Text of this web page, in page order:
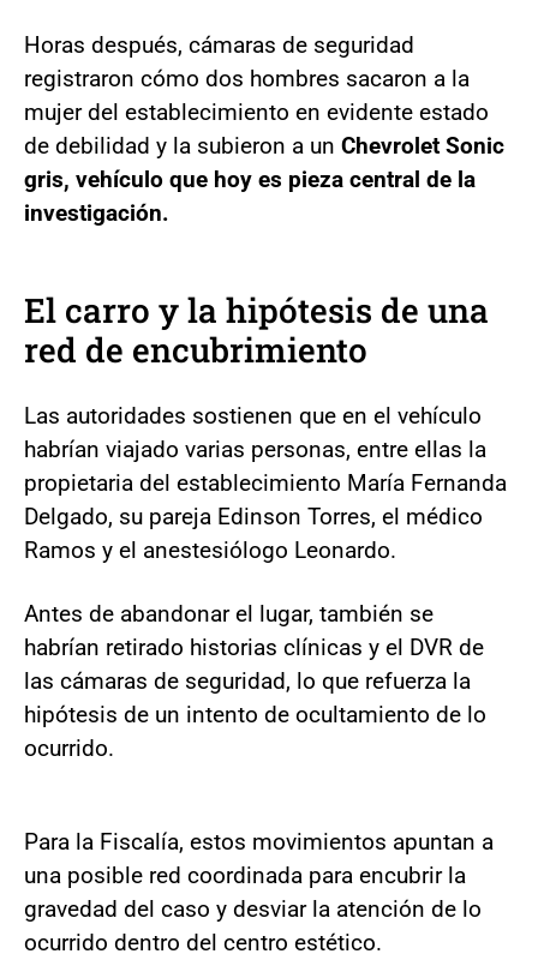
Horas después, cámaras de seguridad
registraron cómo dos hombres sacaron a la
mujer del establecimiento en evidente estado
de debilidad y la subieron a un Chevrolet Sonic
gris, vehículo que hoy es pieza central de la
investigación.
El carro y la hipótesis de una
red de encubrimiento
Las autoridades sostienen que en el vehículo
habrían viajado varias personas, entre ellas la
propietaria del establecimiento María Fernanda
Delgado, su pareja Edinson Torres, el médico
Ramos y el anestesiólogo Leonardo.
Antes de abandonar el lugar, también se
habrían retirado historias clínicas y el DVR de
las cámaras de seguridad, lo que refuerza la
hipótesis de un intento de ocultamiento de lo
ocurrido.
Para la Fiscalía, estos movimientos apuntan a
una posible red coordinada para encubrir la
gravedad del caso y desviar la atención de lo
ocurrido dentro del centro estético.